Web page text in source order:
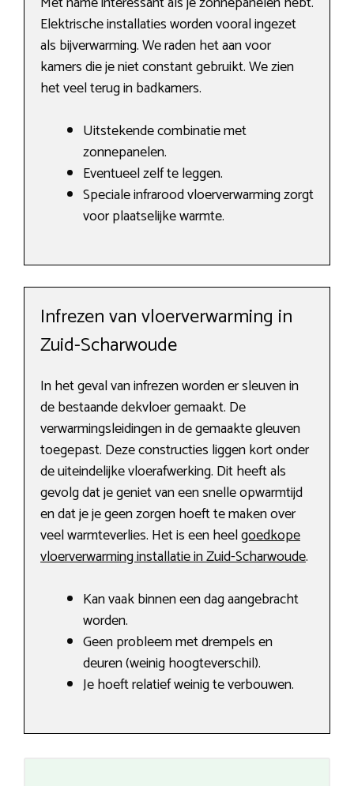
Elektrische installaties worden vooral ingezet
als bijverwarming. We raden het aan voor
kamers die je niet constant gebruikt. We zien
het veel terug in badkamers.
Uitstekende combinatie met
zonnepanelen.
Eventueel zelf te leggen.
Speciale infrarood vloerverwarming zorgt
voor plaatselijke warmte.
Infrezen van vloerverwarming in
Zuid-Scharwoude
In het geval van infrezen worden er sleuven in
de bestaande dekvloer gemaakt. De
verwarmingsleidingen in de gemaakte gleuven
toegepast. Deze constructies liggen kort onder
de uiteindelijke vloerafwerking. Dit heeft als
gevolg dat je geniet van een snelle opwarmtijd
en dat je je geen zorgen hoeft te maken over
veel warmteverlies. Het is een heelgoedkope
vloerverwarming installatie in Zuid-Scharwoude.
Kan vaak binnen een dag aangebracht
worden.
Geen probleem met drempels en
deuren (weinig hoogteverschil).
Je hoeft relatief weinig te verbouwen.